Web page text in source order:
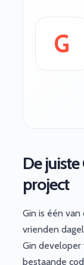
G
De
project
Gin is één van
vrienden
Gin
bestaande